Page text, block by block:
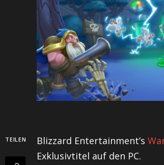
TEILEN Blizzard Entertainment’s
Exklusivtitel auf den PC.